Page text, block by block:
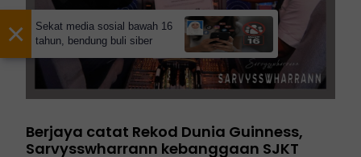
Berjaya catat Rekod Dunia Guinness,
Sarvysswharrann kebanggaan SJKT
×
Sekat media sosial bawah 16
tahun, bendung buli siber